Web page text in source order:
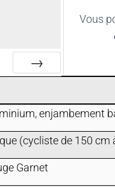
Vous
enjambement
(cycliste de 150 cm
Garnet